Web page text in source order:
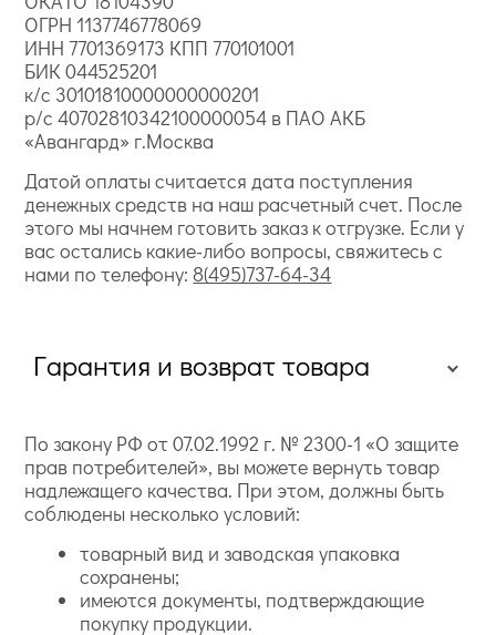
ОГРН 1137746778069
ИНН 7701369173 КПП 770101001
БИК 044525201
к/с 30101810000000000201
р/с 40702810342100000054 в ПАО АКБ
«Авангард» г.Москва
Датой оплаты считается дата поступления
денежных средств на наш расчетный счет. После
этого мы начнем готовить заказ к отгрузке. Если у
вас остались какие-либо вопросы, свяжитесь с
нами по телефону: 8(495)737-64-34
Гарантия и возврат товара
По закону РФ от 07.02.1992 г. № 2300-1 «О защите
прав потребителей», вы можете вернуть товар
надлежащего качества. При этом, должны быть
соблюдены несколько условий:
товарный вид и заводская упаковка
сохранены;
имеются документы, подтверждающие
покупку продукции.